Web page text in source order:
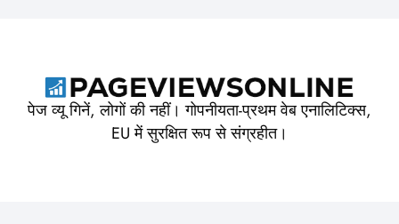
पेज व्यू गिनें, लोगों की नहीं। गोपनीयता-प्रथम वेब एनालिटिक्स,
EU में सुरक्षित रूप से संग्रहीत।